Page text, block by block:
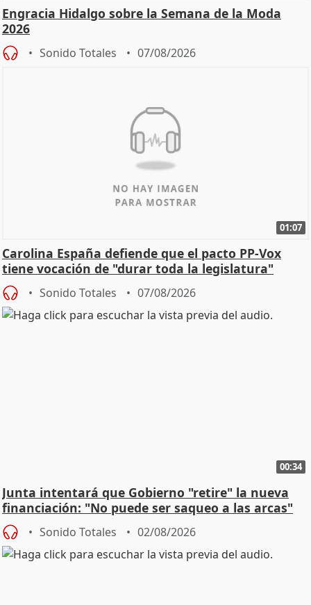
Engracia Hidalgo sobre la Semana de la Moda
2026
Sonido Totales 07/08/2026
01:07
Carolina España defiende que el pacto PP-Vox
tiene vocación de "durar toda la legislatura"
Sonido Totales 07/08/2026
00:34
Junta intentará que Gobierno "retire" la nueva
financiación: "No puede ser saqueo a las arcas"
Sonido Totales 02/08/2026